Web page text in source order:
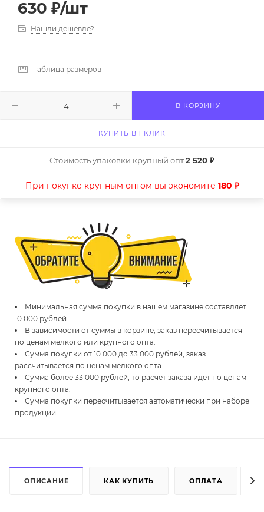
630 ₽/шт
Нашли дешевле?
Таблица размеров
В КОРЗИНУ
КУПИТЬ В 1 КЛИК
Стоимость упаковки крупный опт2 520 ₽
При покупке крупным оптом вы экономите 180 ₽
Минимальная сумма покупки в нашем магазине составляет
10 000 рублей.
В зависимости от суммы в корзине, заказ пересчитывается
по ценам мелкого или крупного опта.
Сумма покупки от 10 000 до 33 000 рублей, заказ
рассчитывается по ценам мелкого опта.
Сумма более 33 000 рублей, то расчет заказа идет по ценам
крупного опта.
Сумма покупки пересчитывается автоматически при наборе
продукции.
ОПИСАНИЕ КАК КУПИТЬ ОПЛАТА